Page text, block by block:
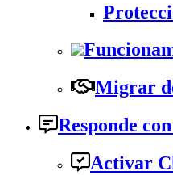
Migrar
Responde
Activar